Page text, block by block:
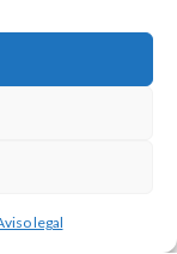
legal
automóvil